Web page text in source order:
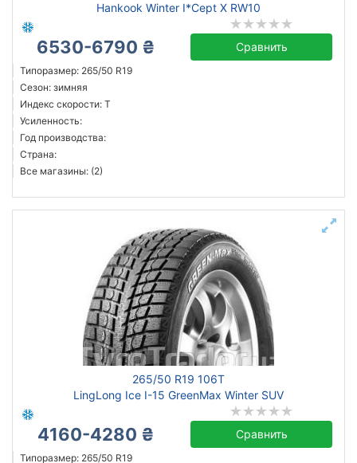
Hankook Winter I*Cept X RW10
6530-6790 ₴ Сравнить
Типоразмер: 265/50 R19
Сезон: зимняя
Индекс скорости: T
Усиленность:
Год производства:
Страна:
Все магазины: (2)
265/50 R19 106T
LingLong Ice I-15 GreenMax Winter SUV
4160-4280 ₴ Сравнить
Типоразмер: 265/50 R19